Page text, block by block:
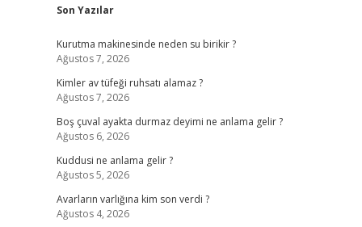
Sidebar
Son Yazılar
Kurutma makinesinde neden su birikir ?
Ağustos 7, 2026
Kimler av tüfeği ruhsatı alamaz ?
Ağustos 7, 2026
Boş çuval ayakta durmaz deyimi ne anlama gelir ?
Ağustos 6, 2026
Kuddusi ne anlama gelir ?
Ağustos 5, 2026
Avarların varlığına kim son verdi ?
Ağustos 4, 2026